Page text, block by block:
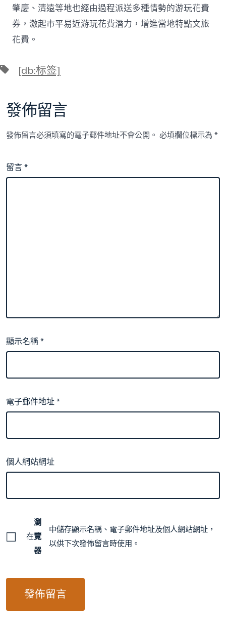
肇慶、清遠等地也經由過程派送多種情勢的游玩花費
券，激起市平易近游玩花費潛力，增進當地特點文旅
花費。
標 [db:标签]
發佈留言
發佈留言必須填寫的電子郵件地址不會公開。 必填欄位標示為*
留言*
顯示名稱*
電子郵件地址*
個人網站網址
在
瀏
覽
器
中儲存顯示名稱、電子郵件地址及個人網站網址，
以供下次發佈留言時使用。